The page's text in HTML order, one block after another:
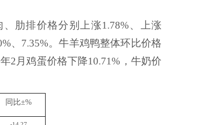
肋排价格分别上涨1.78%、上涨
、7.35%。牛羊鸡鸭整体环比价格
2月鸡蛋价格下降10.71%，牛奶价
同比±%